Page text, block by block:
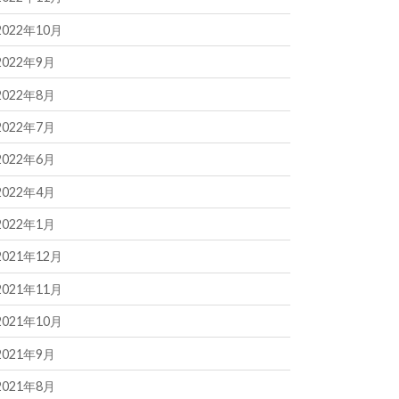
年10月
年9月
年8月
年7月
年6月
年4月
年1月
年12月
年11月
年10月
年9月
年8月